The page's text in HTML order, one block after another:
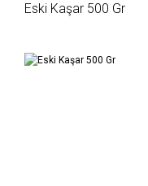
Eski Kaşar 500 Gr